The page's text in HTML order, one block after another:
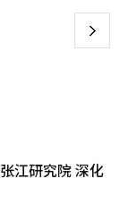
历史季度最高纪
的作品。《天堂
累计销售额为
销售和营业利润
户、日活跃用户
服务器“巴拉卡
下
江研究院 深化